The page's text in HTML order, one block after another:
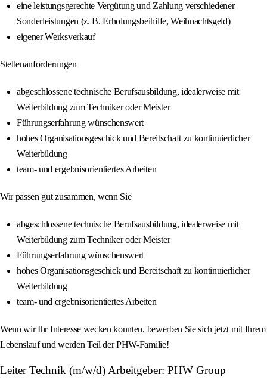
eine leistungsgerechte Vergütung und Zahlung verschiedener
Sonderleistungen (z. B. Erholungsbeihilfe, Weihnachtsgeld)
eigener Werksverkauf
Stellenanforderungen
abgeschlossene technische Berufsausbildung, idealerweise mit
Weiterbildung zum Techniker oder Meister
Führungserfahrung wünschenswert
hohes Organisationsgeschick und Bereitschaft zu kontinuierlicher
Weiterbildung
team- und ergebnisorientiertes Arbeiten
Wir passen gut zusammen, wenn Sie
abgeschlossene technische Berufsausbildung, idealerweise mit
Weiterbildung zum Techniker oder Meister
Führungserfahrung wünschenswert
hohes Organisationsgeschick und Bereitschaft zu kontinuierlicher
Weiterbildung
team- und ergebnisorientiertes Arbeiten
Wenn wir Ihr Interesse wecken konnten, bewerben Sie sich jetzt mit Ihrem
Lebenslauf und werden Teil der PHW-Familie!
Leiter Technik (m/w/d) Arbeitgeber: PHW Group